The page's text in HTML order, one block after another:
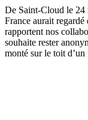
De Saint-Cloud le
France aurait regardé
rapportent nos
souhaite rester
monté sur le toit d’un